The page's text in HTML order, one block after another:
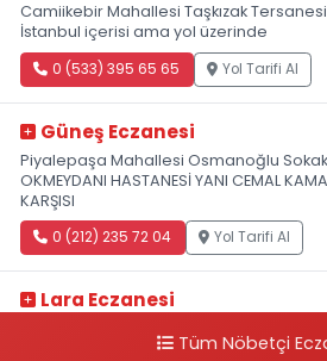
Camiikebir Mahallesi Taşkızak
İstanbul içerisi ama yol üzerinde
0 (533) 395 65 65 Yol Tarifi Al
Güneş Eczanesi
Piyalepaşa Mahallesi Osmanoğlu Sokak
OKMEYDANI HASTANESİ YANI CEMAL
KARŞISI
0 (212) 235 72 04 Yol Tarifi Al
Lara Eczanesi
HASTANESİ KARŞISI
Tüm Nöbetçi